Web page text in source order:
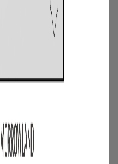
/ アイテム